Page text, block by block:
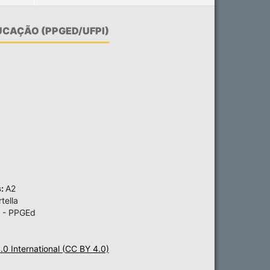
(PPGED/UFPI)
A2
PPGEd
International (CC BY 4.0)